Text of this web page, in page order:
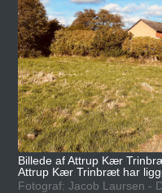
Billede af Attrup Kær
Attrup Kær Trinbræt har
Fotograf: Jacob Laursen -